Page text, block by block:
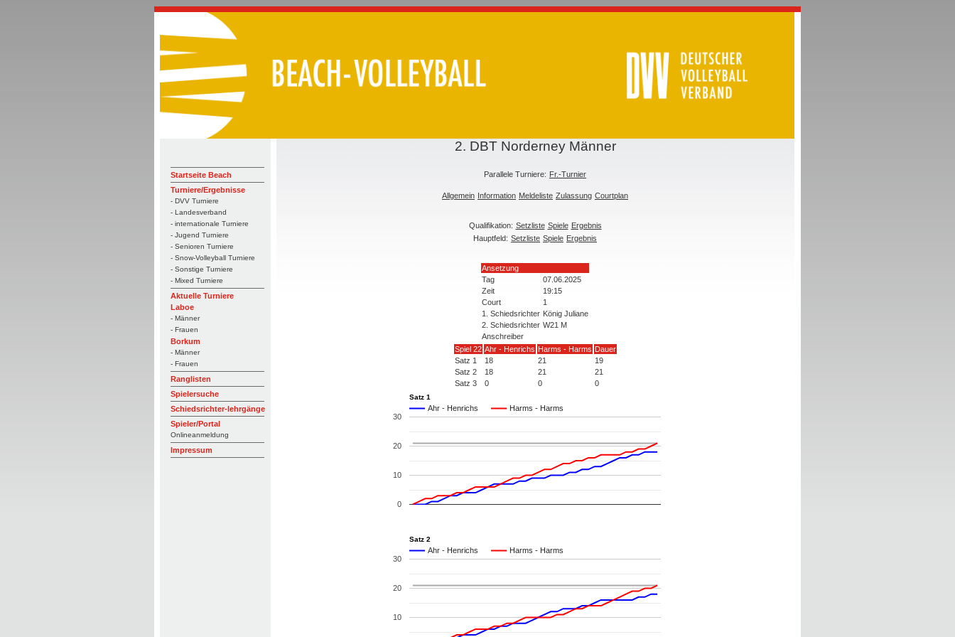
Startseite Beach
Turniere/Ergebnisse
- DVV Turniere
- Landesverband
- internationale Turniere
- Jugend Turniere
- Senioren Turniere
- Snow-Volleyball Turniere
- Sonstige Turniere
- Mixed Turniere
Aktuelle Turniere
Laboe
- Männer
- Frauen
Borkum
- Männer
- Frauen
Ranglisten
Spielersuche
Schiedsrichter-lehrgänge
Spieler/Portal
Onlineanmeldung
Impressum
2. DBT Norderney Männer
Parallele Turniere: Fr.-Turnier
Allgemein Information Meldeliste Zulassung Courtplan
Qualifikation: Setzliste Spiele Ergebnis
Hauptfeld: Setzliste Spiele Ergebnis
Ansetzung
Tag
07.06.2025
Zeit
19:15
Court
1
1. Schiedsrichter König Juliane
2. Schiedsrichter W21 M
Anschreiber
Spiel 22 Ahr - Henrichs Harms - Harms Dauer
Satz 1
18 21
19
Satz 2
18 21
21
Satz 3
0 0 0
Satz 1
Ahr - Henrichs Harms - Harms
0
10
20
30
Satz 2
Ahr - Henrichs Harms - Harms
10
20
30